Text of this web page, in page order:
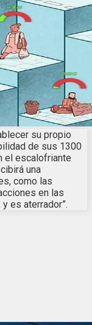
su propio
de sus 1300
el escalofriante
una
como las
en las
es aterrador”.